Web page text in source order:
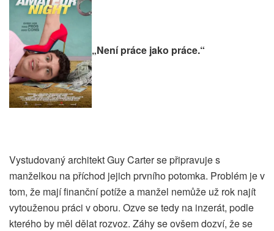
„Není práce jako práce.“
Vystudovaný architekt Guy Carter se připravuje s
manželkou na příchod jejich prvního potomka. Problém je v
tom, že mají finanční potíže a manžel nemůže už rok najít
vytouženou práci v oboru. Ozve se tedy na inzerát, podle
kterého by měl dělat rozvoz. Záhy se ovšem dozví, že se